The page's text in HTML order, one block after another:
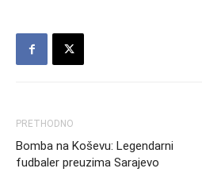
PRETHODNO
Bomba na Koševu: Legendarni
fudbaler preuzima Sarajevo